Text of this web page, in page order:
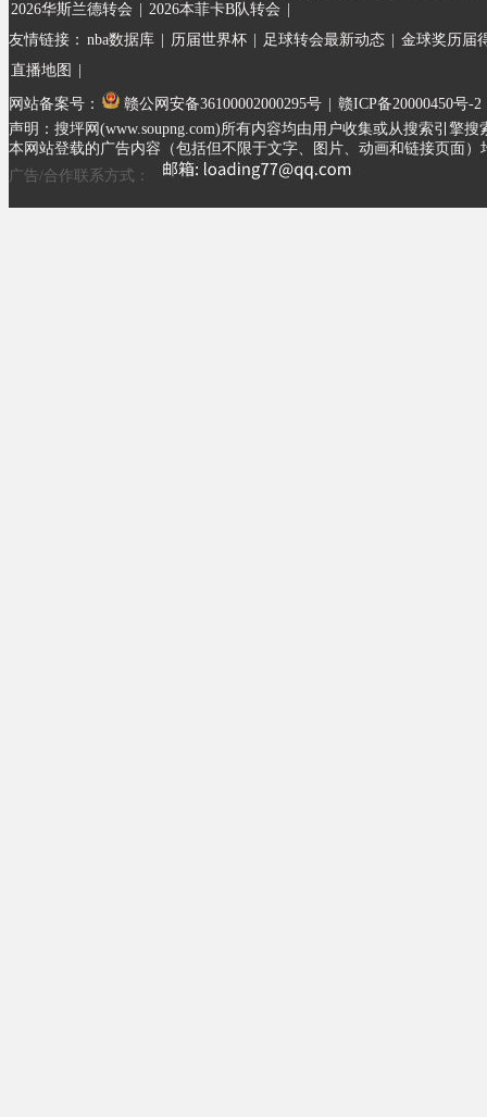
2026华斯兰德转会
2026本菲卡B队转会
友情链接： nba数据库 历届世界杯 足球转会最新动态
金球奖历届
直播地图
网站备案号： 赣公网安备36100002000295号
赣ICP备20000450号-2
声明：搜坪网(www.soupng.com)所有内容均由用户收集或从搜索引擎
本网站登载的广告内容（包括但不限于文字、图片、动画和链接页面
广告/合作联系方式：